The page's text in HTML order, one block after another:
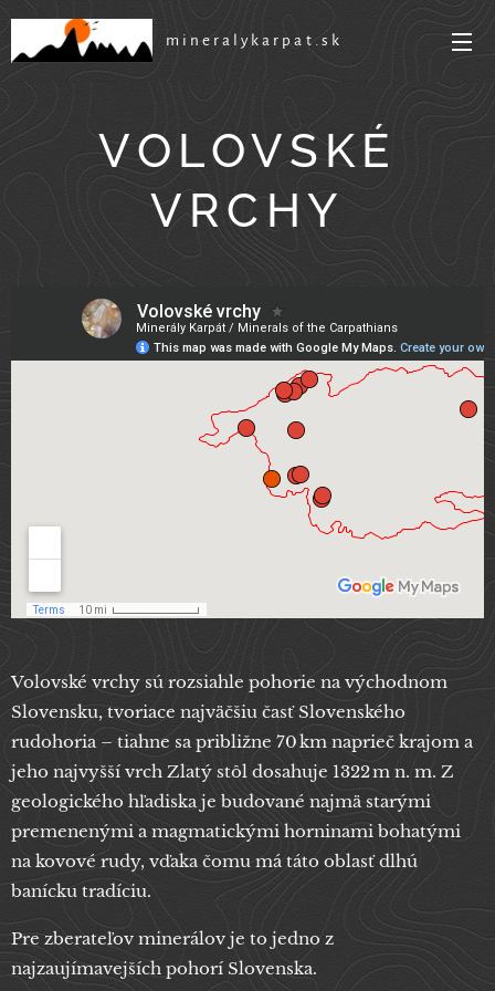
mineralykarpat.sk
VOLOVSKÉ
VRCHY
Volovské vrchy sú rozsiahle pohorie na východnom
Slovensku, tvoriace najväčšiu časť Slovenského
rudohoria – tiahne sa približne 70 km naprieč krajom a
jeho najvyšší vrch Zlatý stôl dosahuje 1322 m n. m. Z
geologického hľadiska je budované najmä starými
premenenými a magmatickými horninami bohatými
na kovové rudy, vďaka čomu má táto oblasť dlhú
banícku tradíciu.
Pre zberateľov minerálov je to jedno z
najzaujímavejších pohorí Slovenska.